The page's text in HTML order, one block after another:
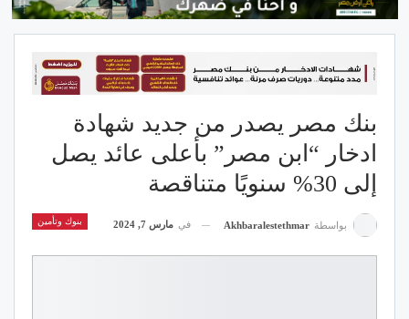
بنك مصر يصدر من جديد شهادة
ادخار “ابن مصر” بأعلى عائد يصل
إلى ‎%30 سنويًا متناقصة
بنوك وتأمين بواسطة Akhbaralestethmar في مارس 7, 2024